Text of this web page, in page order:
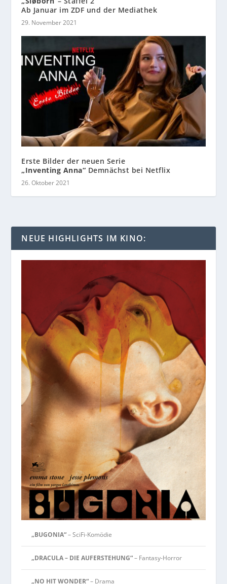
Ab Januar im ZDF und der Mediathek
29. November 2021
Erste Bilder der neuen Serie
„Inventing Anna“ Demnächst bei Netflix
26. Oktober 2021
NEUE HIGHLIGHTS IM KINO:
„BUGONIA“– SciFi-Komödie
„DRACULA – DIE AUFERSTEHUNG“– Fantasy-Horror
„NO HIT WONDER“– Drama